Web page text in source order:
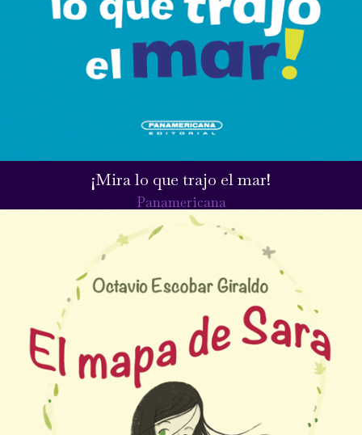
¡Mira lo que trajo el mar!
Panamericana